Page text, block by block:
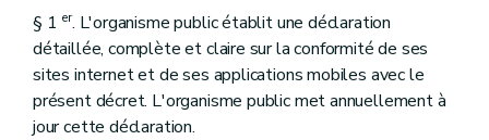
§ 1 er. L'organisme public établit une déclaration
détaillée, complète et claire sur la conformité de ses
sites internet et de ses applications mobiles avec le
présent décret. L'organisme public met annuellement à
jour cette déclaration.